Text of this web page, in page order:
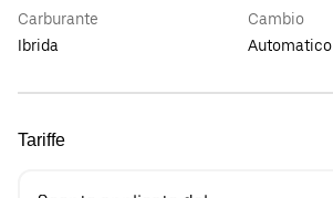
Carburante
Ibrida
Cambio
Automatico
Tariffe